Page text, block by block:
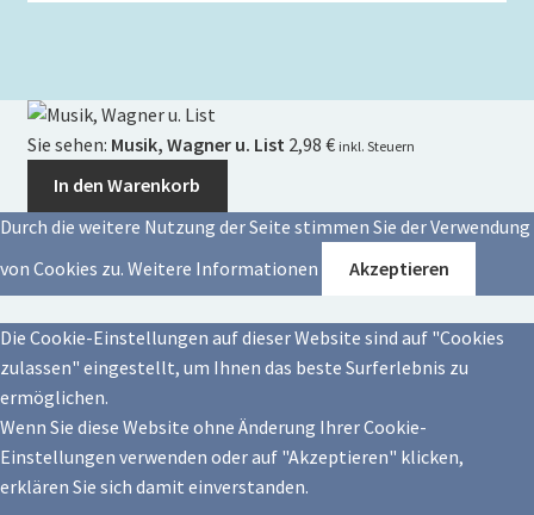
Sie sehen: Musik, Wagner u. List 2,98 € inkl. Steuern
In den Warenkorb
Durch die weitere Nutzung der Seite stimmen Sie der Verwendung
von Cookies zu. Weitere Informationen Akzeptieren
Die Cookie-Einstellungen auf dieser Website sind auf "Cookies
zulassen" eingestellt, um Ihnen das beste Surferlebnis zu
ermöglichen.
Wenn Sie diese Website ohne Änderung Ihrer Cookie-
Einstellungen verwenden oder auf "Akzeptieren" klicken,
erklären Sie sich damit einverstanden.